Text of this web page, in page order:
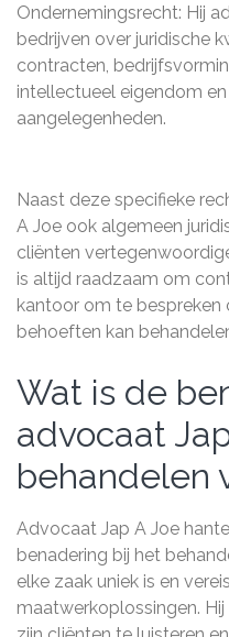
Ondernemingsrecht: Hij
bedrijven over juridische
contracten,
intellectueel eigendom
aangelegenheden.
Naast deze specifieke
A Joe ook algemeen
cliënten
is altijd raadzaam om
kantoor om te bespreken
behoeften kan
Wat is de
advocaat
behandelen
Advocaat Jap A Joe
benadering bij het
elke zaak uniek is en
maatwerkoplossingen.